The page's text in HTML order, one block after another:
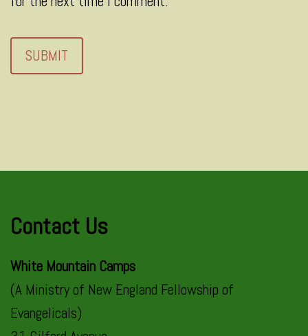
Contact Us
White Mountain Camps
(A Ministry of New England Fellowship of
Evangelicals)